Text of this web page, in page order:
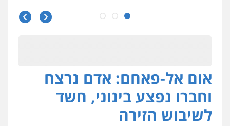
עו"ד איהאב ג'לג'ולי
עורכי דין לענייני
אייל בן שושן, עורך דין פלילי
פלילי מעצרים וחקירות פשיעה חמורה
נוער רישום פלילי
0522763105
אום אל-פאחם: אדם נרצח
וחברו נפצע בינוני, חשד
לשיבוש הזירה